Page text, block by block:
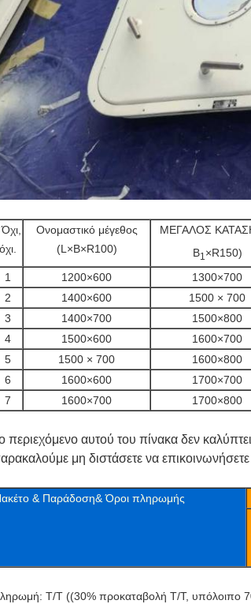
όχι.
Ονομαστικό μέγεθος
(L×B×R100)
ΜΕΓΑΛΟΣ
Β1 ×R150)
1 1200×600 1300×700
2
1400×600 1500 × 700
3
1400×700 1500×800
4
1500×600 1600×700
5
1500 × 700 1600×800
6
1600×600 1700×700
7
1600×700 1700×800
περιεχόμενο αυτού του πίνακα δεν
μη διστάσετε να επικοινωνήσετε
& Παράδοση& Όροι πληρωμής
Τ/Τ ((30% προκαταβολή Τ/Τ, υπόλοιπο